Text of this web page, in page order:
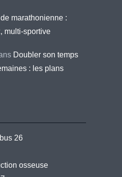
marathonienne :
multi-sportive
Doubler son temps
: les plans
26
osseuse